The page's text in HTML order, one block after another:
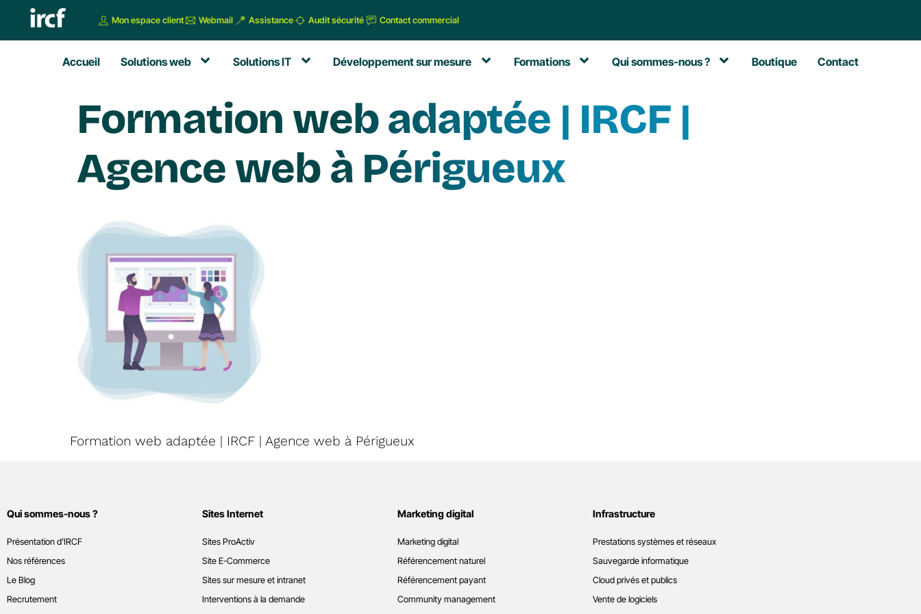
Mon espace client Webmail Assistance Audit sécurité Contact commercial
Accueil Solutions web Solutions IT Développement sur mesure Formations Qui sommes-nous ? Boutique Contact
Formation web adaptée | IRCF |
Agence web à Périgueux
Formation web adaptée | IRCF | Agence web à Périgueux
Qui sommes-nous ?
Présentation d’IRCF
Nos références
Le Blog
Recrutement
Sites Internet
Sites ProActiv
Site E-Commerce
Sites sur mesure et intranet
Interventions à la demande
Marketing digital
Marketing digital
Référencement naturel
Référencement payant
Community management
Infrastructure
Prestations systèmes et réseaux
Sauvegarde informatique
Cloud privés et publics
Vente de logiciels